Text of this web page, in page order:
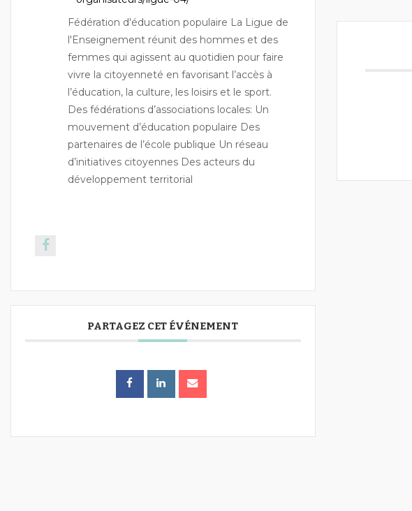
Fédération d'éducation populaire La Ligue de
l'Enseignement réunit des hommes et des
femmes qui agissent au quotidien pour faire
vivre la citoyenneté en favorisant l’accès à
l’éducation, la culture, les loisirs et le sport.
Des fédérations d’associations locales: Un
mouvement d’éducation populaire Des
partenaires de l’école publique Un réseau
d’initiatives citoyennes Des acteurs du
développement territorial
PARTAGEZ CET ÉVÉNEMENT